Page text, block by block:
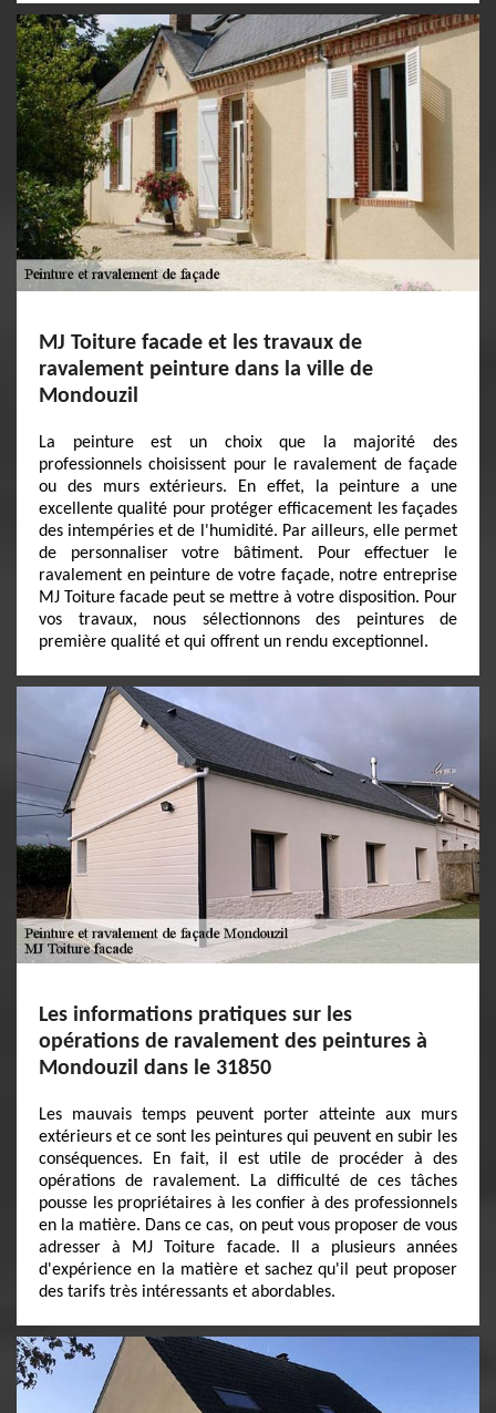
MJ Toiture facade et les travaux de
ravalement peinture dans la ville de
Mondouzil
La peinture est un choix que la majorité des
professionnels choisissent pour le ravalement de façade
ou des murs extérieurs. En effet, la peinture a une
excellente qualité pour protéger efficacement les façades
des intempéries et de l'humidité. Par ailleurs, elle permet
de personnaliser votre bâtiment. Pour effectuer le
ravalement en peinture de votre façade, notre entreprise
MJ Toiture facade peut se mettre à votre disposition. Pour
vos travaux, nous sélectionnons des peintures de
première qualité et qui offrent un rendu exceptionnel.
Les informations pratiques sur les
opérations de ravalement des peintures à
Mondouzil dans le 31850
Les mauvais temps peuvent porter atteinte aux murs
extérieurs et ce sont les peintures qui peuvent en subir les
conséquences. En fait, il est utile de procéder à des
opérations de ravalement. La difficulté de ces tâches
pousse les propriétaires à les confier à des professionnels
en la matière. Dans ce cas, on peut vous proposer de vous
adresser à MJ Toiture facade. Il a plusieurs années
d'expérience en la matière et sachez qu'il peut proposer
des tarifs très intéressants et abordables.